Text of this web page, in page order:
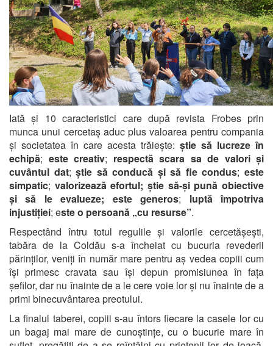
Iată și 10 caracteristici care după revista Frobes prin
munca unui cercetaș aduc plus valoarea pentru compania
și societatea în care acesta trăiește: știe să lucreze în
echipă; este creativ; respectă scara sa de valori și
cuvântul dat;știe să conducă și să fie condus;este
simpatic; valorizează efortul; știe să-și pună obiective
și să le evalueze; este generos; luptă împotriva
injustiției; este o persoană „cu resurse”.
Respectând întru totul regulile și valorile cercetășești,
tabăra de la Coldău s-a încheiat cu bucuria revederii
părinților, veniți în număr mare pentru aș vedea copiii cum
își primesc cravata sau își depun promisiunea în fața
șefilor, dar nu înainte de a le cere voie lor și nu înainte de a
primi binecuvântarea preotului.
La finalul taberei, copiii s-au întors fiecare la casele lor cu
un bagaj mai mare de cunoștințe, cu o bucurie mare în